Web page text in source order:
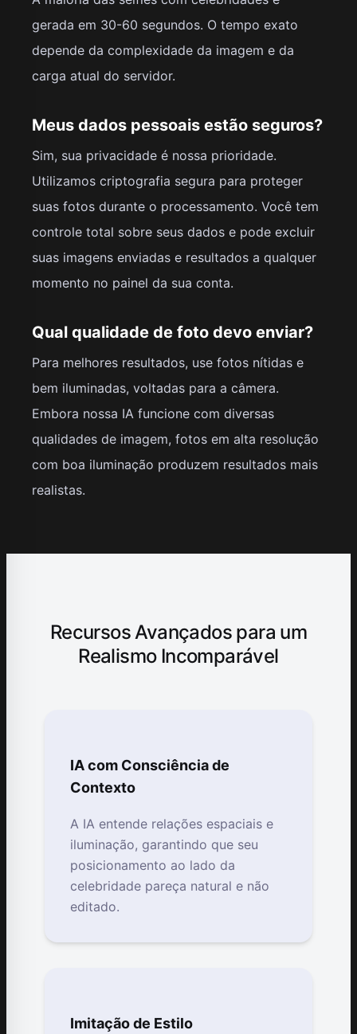
gerada em 30-60 segundos. O tempo exato
depende da complexidade da imagem e da
carga atual do servidor.
Meus dados pessoais estão seguros?
Sim, sua privacidade é nossa prioridade.
Utilizamos criptografia segura para proteger
suas fotos durante o processamento. Você tem
controle total sobre seus dados e pode excluir
suas imagens enviadas e resultados a qualquer
momento no painel da sua conta.
Qual qualidade de foto devo enviar?
Para melhores resultados, use fotos nítidas e
bem iluminadas, voltadas para a câmera.
Embora nossa IA funcione com diversas
qualidades de imagem, fotos em alta resolução
com boa iluminação produzem resultados mais
realistas.
Recursos Avançados para um
Realismo Incomparável
IA com Consciência de
Contexto
A IA entende relações espaciais e
iluminação, garantindo que seu
posicionamento ao lado da
celebridade pareça natural e não
editado.
Imitação de Estilo